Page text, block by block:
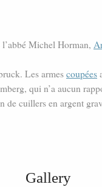
l’abbé Michel Horman,
Les armes coupées
qui n’a aucun
de cuillers en argent
Gallery